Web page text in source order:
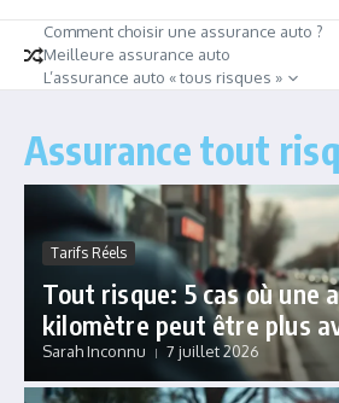
Comment choisir une assurance auto ?
Meilleure assurance auto
L’assurance auto « tous risques »
Assurance tout
Tarifs Réels
Tout risque: 5 cas où une
kilomètre peut être plus
Sarah Inconnu 7 juillet 2026